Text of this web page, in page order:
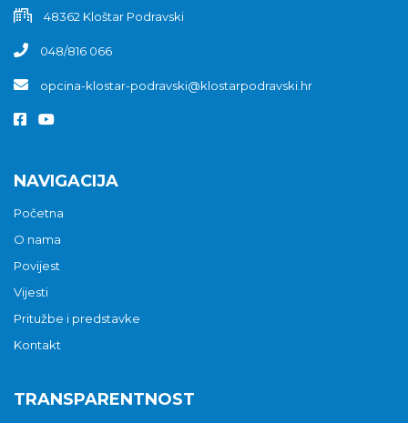
48362 Kloštar Podravski
048/816 066
opcina-klostar-podravski@klostarpodravski.hr
NAVIGACIJA
Početna
O nama
Povijest
Vijesti
Pritužbe i predstavke
Kontakt
TRANSPARENTNOST